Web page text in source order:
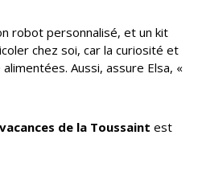
robot personnalisé, et un kit
chez soi, car la curiosité et
Aussi, assure Elsa, «
de la Toussaint est